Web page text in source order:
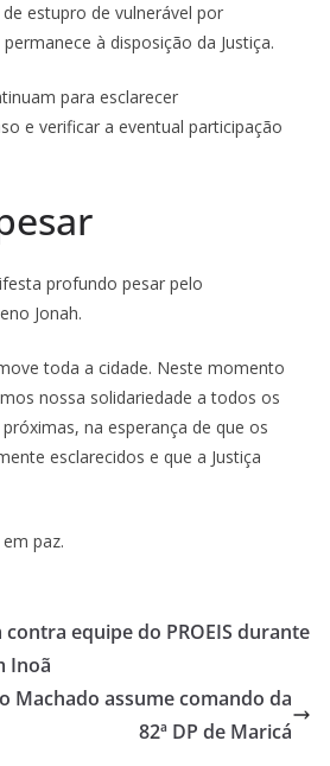
estupro de vulnerável por
à disposição da Justiça.
para esclarecer
e verificar a eventual participação
profundo pesar pelo
Jonah.
toda a cidade. Neste momento
nossa solidariedade a todos os
na esperança de que os
esclarecidos e que a Justiça
paz.
equipe do PROEIS durante
Inoã
Machado assume comando da
82ª DP de Maricá